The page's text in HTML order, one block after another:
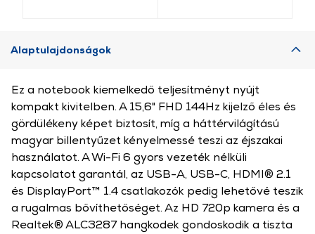
Alaptulajdonságok
Ez a notebook kiemelkedő teljesítményt nyújt
kompakt kivitelben. A 15,6" FHD 144Hz kijelző éles és
gördülékeny képet biztosít, míg a háttérvilágítású
magyar billentyűzet kényelmessé teszi az éjszakai
használatot. A Wi-Fi 6 gyors vezeték nélküli
kapcsolatot garantál, az USB-A, USB-C, HDMI® 2.1
és DisplayPort™ 1.4 csatlakozók pedig lehetővé teszik
a rugalmas bővíthetőséget. Az HD 720p kamera és a
Realtek® ALC3287 hangkodek gondoskodik a tiszta